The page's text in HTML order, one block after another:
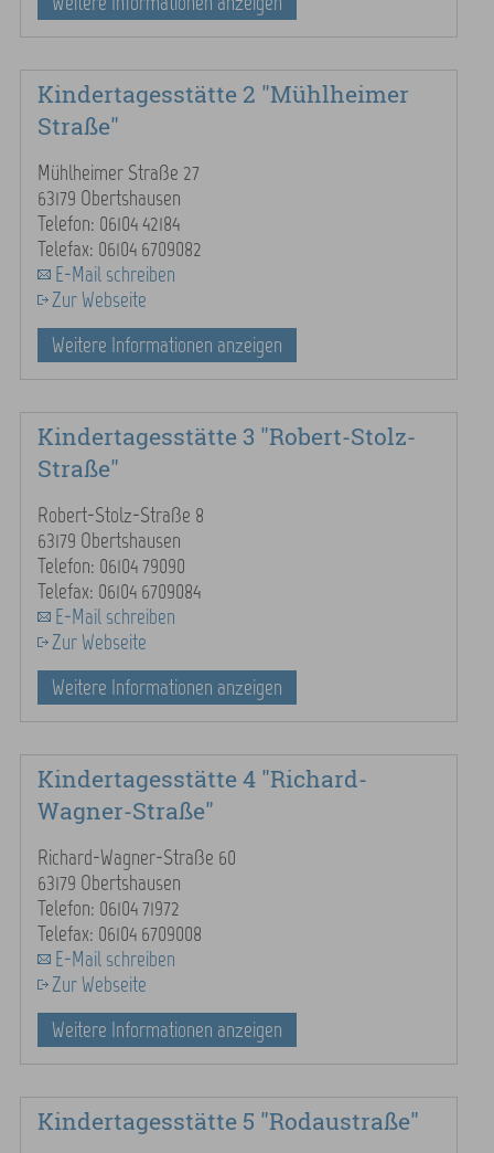
Kindertagesstätte 2 "Mühlheimer
Straße"
Mühlheimer Straße 27
63179 Obertshausen
Telefon: 06104 42184
Telefax: 06104 6709082
E-Mail schreiben
Zur Webseite
Weitere Informationen anzeigen
Kindertagesstätte 3 "Robert-Stolz-
Straße"
Robert-Stolz-Straße 8
63179 Obertshausen
Telefon: 06104 79090
Telefax: 06104 6709084
E-Mail schreiben
Zur Webseite
Weitere Informationen anzeigen
Kindertagesstätte 4 "Richard-
Wagner-Straße"
Richard-Wagner-Straße 60
63179 Obertshausen
Telefon: 06104 71972
Telefax: 06104 6709008
E-Mail schreiben
Zur Webseite
Weitere Informationen anzeigen
Kindertagesstätte 5 "Rodaustraße"